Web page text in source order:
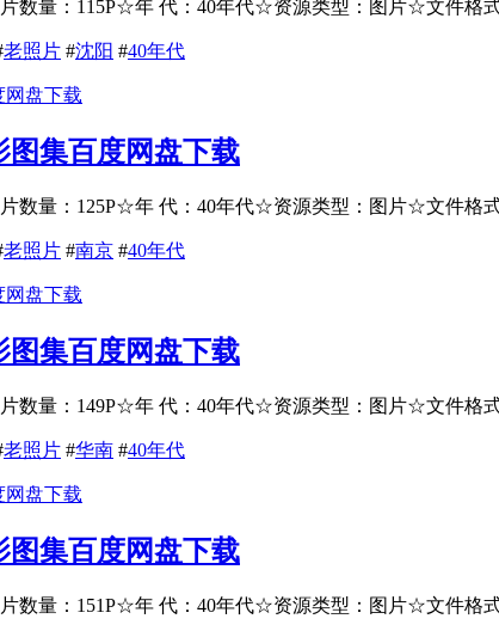
量：115P☆年 代：40年代☆资源类型：图片☆文件格
老照片 #沈阳 #40年代
图集百度网盘下载
数量：125P☆年 代：40年代☆资源类型：图片☆文件格
老照片 #南京 #40年代
图集百度网盘下载
量：149P☆年 代：40年代☆资源类型：图片☆文件格
老照片 #华南 #40年代
图集百度网盘下载
数量：151P☆年 代：40年代☆资源类型：图片☆文件格